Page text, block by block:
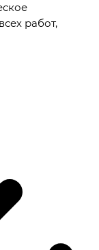
работ,